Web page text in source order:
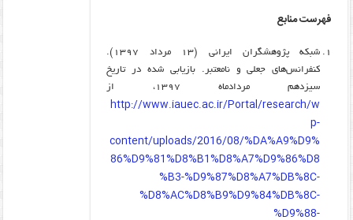
فهرست منابع
شبکه پژوهشگران ایرانی (۱۳ مرداد ۱۳۹۷).
کنفرانس‌های جعلی و نامعتبر. بازیابی شده در تاریخ
سیزدهم مردادماه ۱۳۹۷، از
http://www.iauec.ac.ir/Portal/research/w
p-
content/uploads/2016/08/%DA%A9%D9%
86%D9%81%D8%B1%D8%A7%D9%86%D8
%B3-%D9%87%D8%A7%DB%8C-
%D8%AC%D8%B9%D9%84%DB%8C-
%D9%88-